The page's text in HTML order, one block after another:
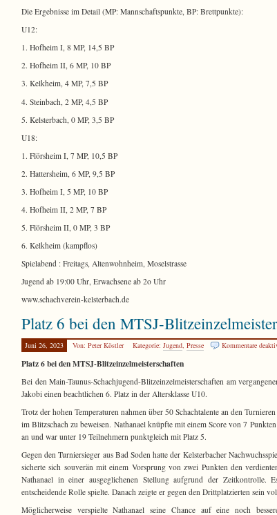
Die Ergebnisse im Detail (MP: Mannschaftspunkte, BP: Brettpunkte):
U12:
1. Hofheim I, 8 MP, 14,5 BP
2. Hofheim II, 6 MP, 10 BP
3. Kelkheim, 4 MP, 7,5 BP
4. Steinbach, 2 MP, 4,5 BP
5. Kelsterbach, 0 MP, 3,5 BP
U18:
1. Flörsheim I, 7 MP, 10,5 BP
2. Hattersheim, 6 MP, 9,5 BP
3. Hofheim I, 5 MP, 10 BP
4. Hofheim II, 2 MP, 7 BP
5. Flörsheim II, 0 MP, 3 BP
6. Kelkheim (kampflos)
Spielabend : Freitags, Altenwohnheim, Moselstrasse
Jugend ab 19:00 Uhr, Erwachsene ab 2o Uhr
www.schachverein-kelsterbach.de
Platz 6 bei den MTSJ-
Juni 26, 2023 Von: Peter Köstler Kategorie: Jugend, Presse Kommentare
Platz 6 bei den MTSJ-Blitzeinzelmeisterschaften
Bei den Main-Taunus-Schachjugend-Blitzeinzelmeisterschaften am
Jakobi einen beachtlichen 6. Platz in der Altersklasse U10.
Trotz der hohen Temperaturen nahmen über 50 Schachtalente an den
im Blitzschach zu beweisen. Nathanael knüpfte mit einem Score von 7
an und war unter 19 Teilnehmern punktgleich mit Platz 5.
Gegen den Turniersieger aus Bad Soden hatte der Kelsterbacher
sicherte sich souverän mit einem Vorsprung von zwei Punkten den
Nathanael in einer ausgeglichenen Stellung aufgrund der
entscheidende Rolle spielte. Danach zeigte er gegen den Drittplatzierten sein
Möglicherweise verspielte Nathanael seine Chance auf eine noch